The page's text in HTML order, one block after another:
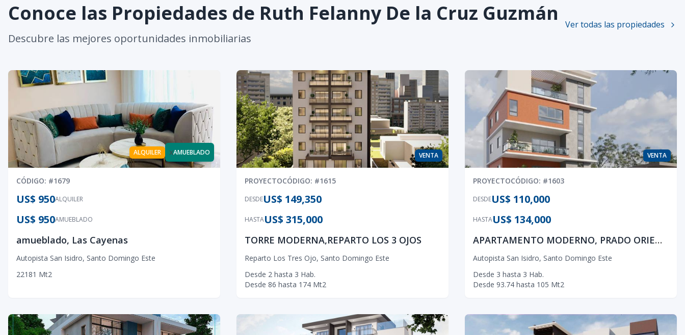
Conoce las Propiedades de Ruth Felanny De la Cruz Guzmán
Descubre las mejores oportunidades inmobiliarias
Ver todas las propiedades
ALQUILER xAMUEBLADO
CÓDIGO: #1679
ALQUILER
US$ 950
AMUEBLADO
US$ 950
amueblado, Las Cayenas
Autopista San Isidro, Santo Domingo Este
22181 Mt2
VENTA
PROYECTOCÓDIGO: #1615
DESDEUS$ 149,350
HASTAUS$ 315,000
TORRE MODERNA,REPARTO LOS 3 OJOS
Reparto Los Tres Ojo, Santo Domingo Este
Desde 2 hasta 3 Hab.
Desde 86 hasta 174 Mt2
VENTA
PROYECTOCÓDIGO: #1603
DESDEUS$ 110,000
HASTAUS$ 134,000
APARTAMENTO MODERNO, PRADO ORIENTAL
Autopista San Isidro, Santo Domingo Este
Desde 3 hasta 3 Hab.
Desde 93.74 hasta 105 Mt2